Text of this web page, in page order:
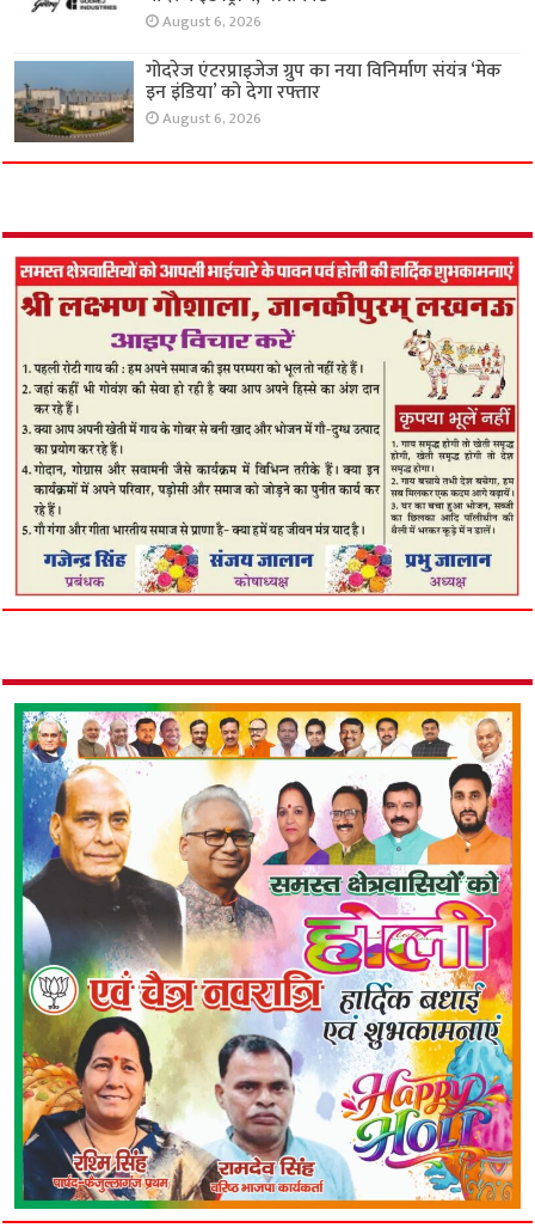
August 6, 2026
गोदरेज एंटरप्राइजेज ग्रुप का नया विनिर्माण संयंत्र ‘मेक
इन इंडिया’ को देगा रफ्तार
August 6, 2026